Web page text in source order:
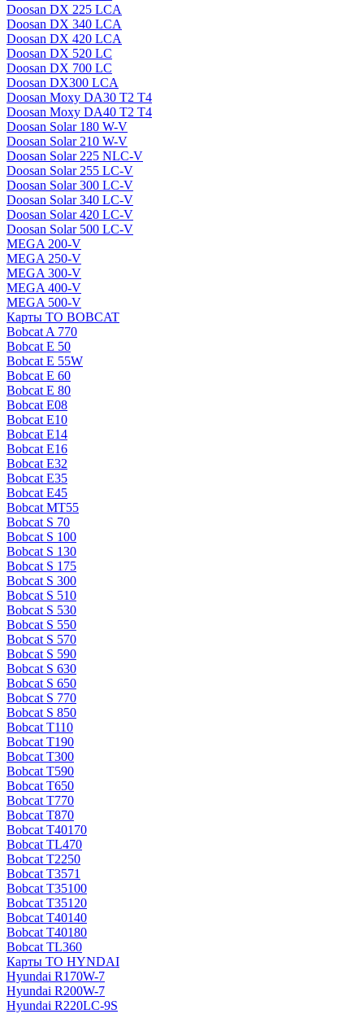
Doosan DX 225 LCA
Doosan DX 340 LCA
Doosan DX 420 LCA
Doosan DX 520 LC
Doosan DX 700 LC
Doosan DX300 LCA
Doosan Moxy DA30 T2 T4
Doosan Moxy DA40 T2 T4
Doosan Solar 180 W-V
Doosan Solar 210 W-V
Doosan Solar 225 NLC-V
Doosan Solar 255 LC-V
Doosan Solar 300 LC-V
Doosan Solar 340 LC-V
Doosan Solar 420 LC-V
Doosan Solar 500 LC-V
MEGA 200-V
MEGA 250-V
MEGA 300-V
MEGA 400-V
MEGA 500-V
Карты ТО BOBCAT
Bobcat A 770
Bobcat E 50
Bobcat E 55W
Bobcat E 60
Bobcat E 80
Bobcat E08
Bobcat E10
Bobcat E14
Bobcat E16
Bobcat E32
Bobcat E35
Bobcat E45
Bobcat MT55
Bobcat S 70
Bobcat S 100
Bobcat S 130
Bobcat S 175
Bobcat S 300
Bobcat S 510
Bobcat S 530
Bobcat S 550
Bobcat S 570
Bobcat S 590
Bobcat S 630
Bobcat S 650
Bobcat S 770
Bobcat S 850
Bobcat T110
Bobcat T190
Bobcat T300
Bobcat T590
Bobcat T650
Bobcat T770
Bobcat T870
Bobcat T40170
Bobcat TL470
Bobcat Т2250
Bobcat Т3571
Bobcat Т35100
Bobcat Т35120
Bobcat Т40140
Bobcat Т40180
Bobcat ТL360
Карты ТО HYNDAI
Hyundai R170W-7
Hyundai R200W-7
Hyundai R220LC-9S